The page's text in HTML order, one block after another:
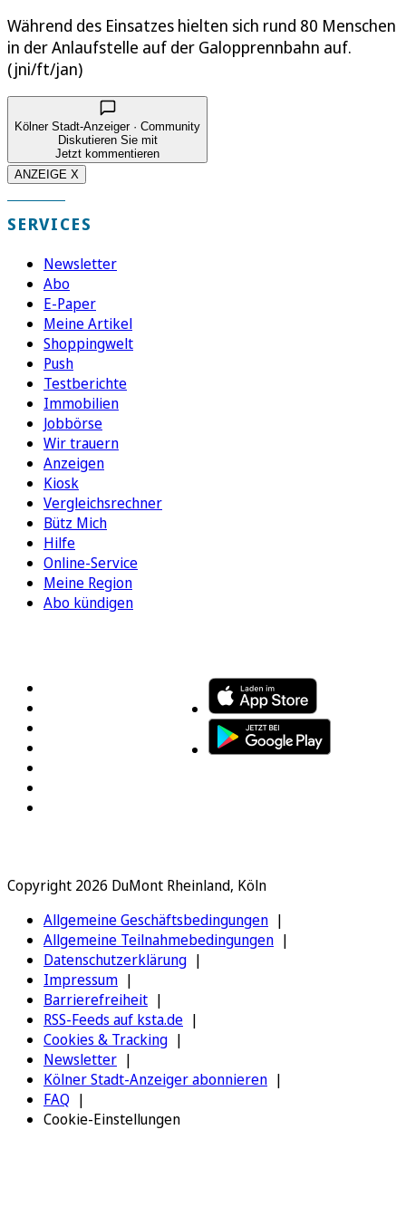
Während des Einsatzes hielten sich rund 80 Menschen
in der Anlaufstelle auf der Galopprennbahn auf.
(jni/ft/jan)
Kölner Stadt-Anzeiger · Community
Diskutieren Sie mit
Jetzt kommentieren
ANZEIGE X
SERVICES
Newsletter
Abo
E-Paper
Meine Artikel
Shoppingwelt
Push
Testberichte
Immobilien
Jobbörse
Wir trauern
Anzeigen
Kiosk
Vergleichsrechner
Bütz Mich
Hilfe
Online-Service
Meine Region
Abo kündigen
Copyright 2026 DuMont Rheinland, Köln
Allgemeine Geschäftsbedingungen
Allgemeine Teilnahmebedingungen
Datenschutzerklärung
Impressum
Barrierefreiheit
RSS-Feeds auf ksta.de
Cookies & Tracking
Newsletter
Kölner Stadt-Anzeiger abonnieren
FAQ
Cookie-Einstellungen